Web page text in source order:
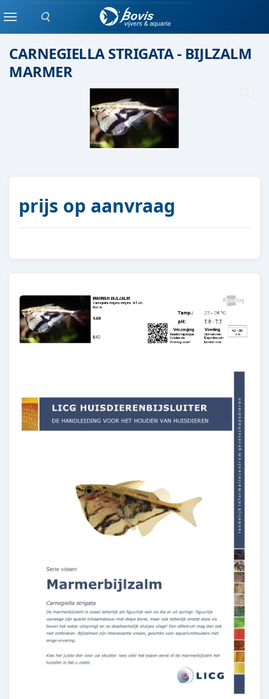
Zoeken
MenuGroepen vis
CARNEGIELLA STRIGATA - BIJLZALM
MARMER
prijs op aanvraag